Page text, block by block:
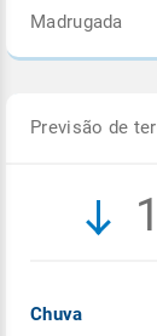
Madrugada
Previsão de
Chuva